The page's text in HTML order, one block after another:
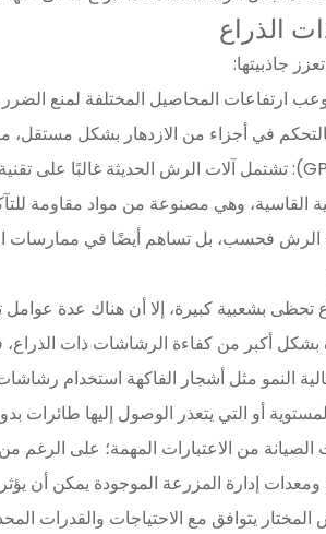
الذراع
جاذبيتها:
ارتفاعات المحاصيل المختلفة لمنع
في أجزاء من الازدهار بشكل مستقل، مما
القاسية، وهي مصنوعة من مواد مقاومة
فحسب، بل تساهم أيضًا في ممارسات
بشعبية كبيرة، إلا أن هناك عدة عوامل
بشكل أكبر من كفاءة الرشاشات ذات
مثل أشجار الفاكهة استخدام رشاشات
أو التي يتعذر الوصول إليها طائرات
الصيانة من الاعتبارات المهمة؛ على
إدارة المزرعة الموجودة يمكن أن
يتوافق مع الاحتياجات والقدرات